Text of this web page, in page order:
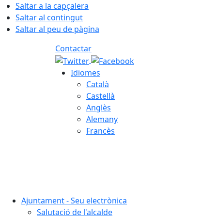
Saltar a la capçalera
Saltar al contingut
Saltar al peu de pàgina
Contactar
Idiomes
Català
Castellà
Anglès
Alemany
Francès
Ajuntament - Seu electrònica
Salutació de l'alcalde